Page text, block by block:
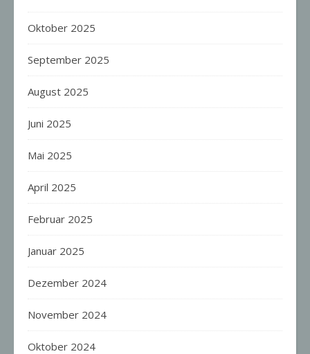
Oktober 2025
September 2025
August 2025
Juni 2025
Mai 2025
April 2025
Februar 2025
Januar 2025
Dezember 2024
November 2024
Oktober 2024